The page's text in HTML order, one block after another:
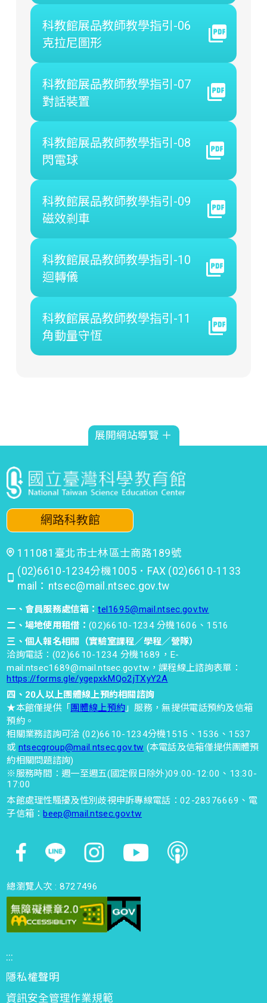
科教館展品教師教學指引-06
克拉尼圖形
科教館展品教師教學指引-07
對話裝置
科教館展品教師教學指引-08
閃電球
科教館展品教師教學指引-09
磁效剎車
科教館展品教師教學指引-10
迴轉儀
科教館展品教師教學指引-11
角動量守恆
展開網站導覽 ＋
網路科教館
111081臺北市士林區士商路189號
(02)6610-1234分機1005．FAX (02)6610-1133
mail：ntsec@mail.ntsec.gov.tw
一、會員服務處信箱：tel1695@mail.ntsec.gov.tw
二、場地使用租借： (02)6610-1234 分機1606、1516
三、個人報名相關（實驗室課程／學程／營隊）
洽詢電話：(02)6610-1234 分機1689，E-
mail:ntsec1689@mail.ntsec.gov.tw，課程線上諮詢表單：
https://forms.gle/ygepxkMQo2jTXyY2A
四、20人以上團體線上預約相關諮詢
★本館僅提供「 團體線上預約 」服務，無提供電話預約及信箱
預約。
相關業務諮詢可洽 (02)6610-1234分機1515、1536、1537
或 ntsecgroup@mail.ntsec.gov.tw (本電話及信箱僅提供團體預
約相關問題諮詢)
※服務時間：週一至週五(國定假日除外)09:00-12:00、13:30-
17:00
本館處理性騷擾及性別歧視申訴專線電話：02-28376669、電
子信箱：beep@mail.ntsec.gov.tw
總瀏覽人次 : 8727496
:::
隱私權聲明
資訊安全管理作業規範